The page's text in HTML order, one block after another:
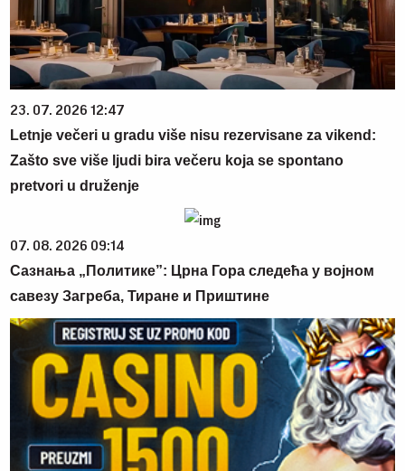
23. 07. 2026 12:47
Letnje večeri u gradu više nisu rezervisane za vikend:
Zašto sve više ljudi bira večeru koja se spontano
pretvori u druženje
07. 08. 2026 09:14
Сазнања „Политике”: Црна Гора следећа у војном
савезу Загреба, Тиране и Приштине